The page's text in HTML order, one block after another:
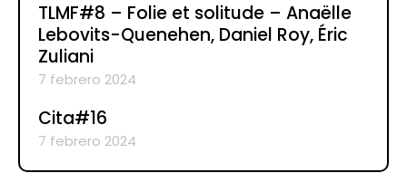
TLMF#8 – Folie et solitude – Anaëlle
Lebovits-Quenehen, Daniel Roy, Éric
Zuliani
7 febrero 2024
Cita#16
7 febrero 2024